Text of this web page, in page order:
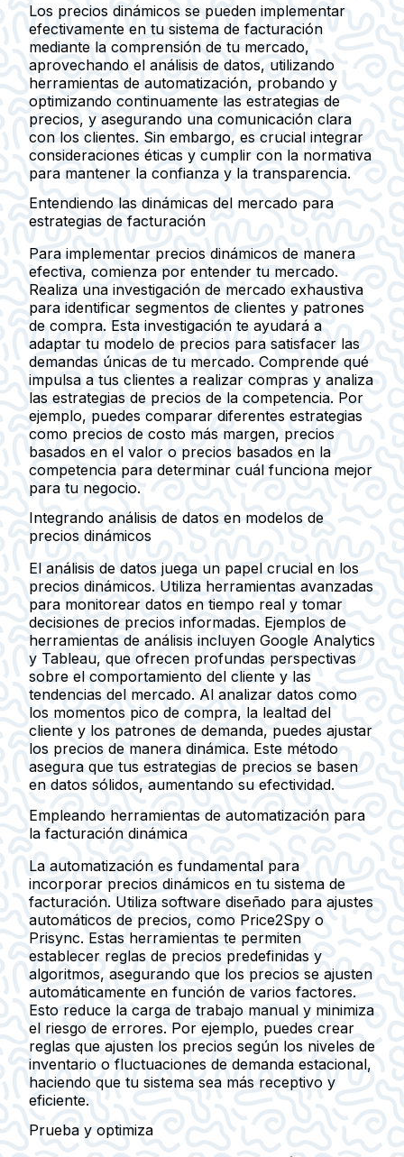
Los precios dinámicos se pueden implementar
efectivamente en tu sistema de facturación
mediante la comprensión de tu mercado,
aprovechando el análisis de datos, utilizando
herramientas de automatización, probando y
optimizando continuamente las estrategias de
precios, y asegurando una comunicación clara
con los clientes. Sin embargo, es crucial integrar
consideraciones éticas y cumplir con la normativa
para mantener la confianza y la transparencia.
Entendiendo las dinámicas del mercado para
estrategias de facturación
Para implementar precios dinámicos de manera
efectiva, comienza por entender tu mercado.
Realiza una investigación de mercado exhaustiva
para identificar segmentos de clientes y patrones
de compra. Esta investigación te ayudará a
adaptar tu modelo de precios para satisfacer las
demandas únicas de tu mercado. Comprende qué
impulsa a tus clientes a realizar compras y analiza
las estrategias de precios de la competencia. Por
ejemplo, puedes comparar diferentes estrategias
como precios de costo más margen, precios
basados en el valor o precios basados en la
competencia para determinar cuál funciona mejor
para tu negocio.
Integrando análisis de datos en modelos de
precios dinámicos
El análisis de datos juega un papel crucial en los
precios dinámicos. Utiliza herramientas avanzadas
para monitorear datos en tiempo real y tomar
decisiones de precios informadas. Ejemplos de
herramientas de análisis incluyen Google Analytics
y Tableau, que ofrecen profundas perspectivas
sobre el comportamiento del cliente y las
tendencias del mercado. Al analizar datos como
los momentos pico de compra, la lealtad del
cliente y los patrones de demanda, puedes ajustar
los precios de manera dinámica. Este método
asegura que tus estrategias de precios se basen
en datos sólidos, aumentando su efectividad.
Empleando herramientas de automatización para
la facturación dinámica
La automatización es fundamental para
incorporar precios dinámicos en tu sistema de
facturación. Utiliza software diseñado para ajustes
automáticos de precios, como Price2Spy o
Prisync. Estas herramientas te permiten
establecer reglas de precios predefinidas y
algoritmos, asegurando que los precios se ajusten
automáticamente en función de varios factores.
Esto reduce la carga de trabajo manual y minimiza
el riesgo de errores. Por ejemplo, puedes crear
reglas que ajusten los precios según los niveles de
inventario o fluctuaciones de demanda estacional,
haciendo que tu sistema sea más receptivo y
eficiente.
Prueba y optimiza